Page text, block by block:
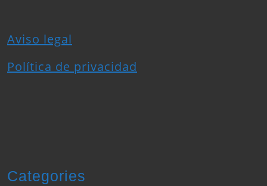
Aviso legal
Política de privacidad
Categories